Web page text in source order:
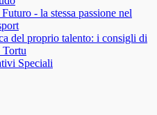
- la stessa passione nel
del proprio talento: i consigli di
Tortu
Speciali